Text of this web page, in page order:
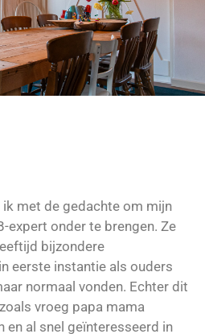
met de gedachte om mijn
expert onder te brengen. Ze
bijzondere
eerste instantie als ouders
normaal vonden. Echter dit
vroeg papa mama
en al snel geïnteresseerd in